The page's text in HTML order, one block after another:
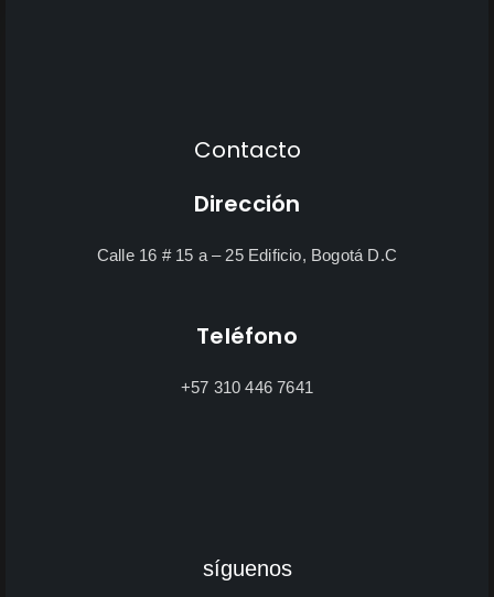
Contacto
Dirección
Calle 16 # 15 a – 25 Edificio, Bogotá D.C
Teléfono
+57 310 446 7641
síguenos